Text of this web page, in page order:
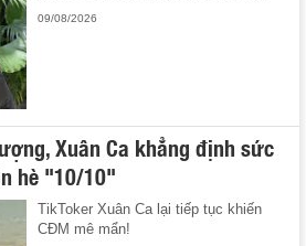
09/08/2026
Xuân Ca khẳng định sức
hè "10/10"
TikToker Xuân Ca lại tiếp tục khiến
CĐM mê mẩn!